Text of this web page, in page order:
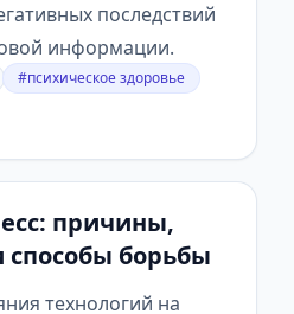
последствий
информации.
#психическое здоровье
причины,
способы борьбы
технологий на